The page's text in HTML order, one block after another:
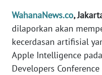
WahanaNews.co,
dilaporkan akan
kecerdasan artifisial
Apple Intelligence
Developers
SELEB
WAHANA
PERSONA